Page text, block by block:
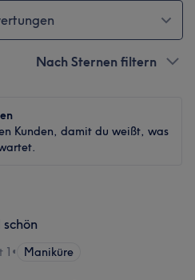
Nach Sternen filtern
Kunden, damit du weißt, was
1 • Maniküre